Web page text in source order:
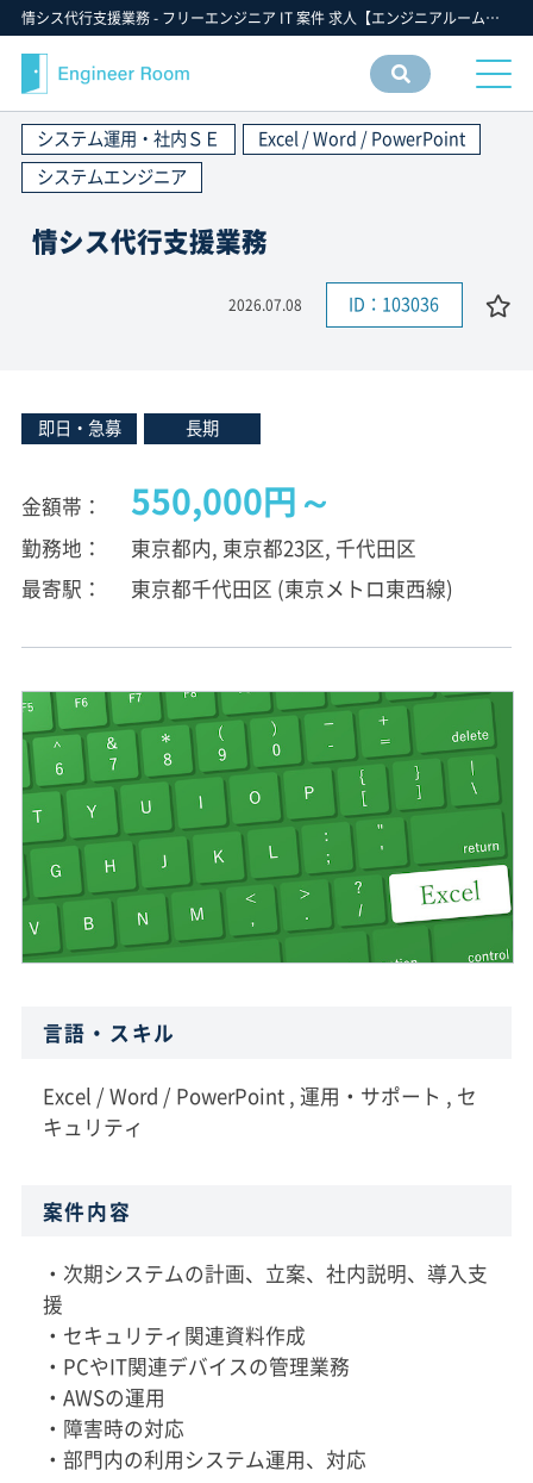
情シス代行支援業務 - フリーエンジニア IT 案件 求人【エンジニアルーム】ITフリーランス ITエンジニア IT個人事業主 仕事 転職 募集
情報
検索
システム運用・社内ＳＥ
Excel / Word / PowerPoint
システムエンジニア
情シス代行支援業務
2026.07.08 ID：103036
即日・急募 長期
金額帯 550,000円～
勤務地
東京都内, 東京都23区, 千代田区
最寄駅
東京都千代田区 (東京メトロ東西線)
言語・スキル
Excel / Word / PowerPoint , 運用・サポート , セ
キュリティ
案件内容
・次期システムの計画、立案、社内説明、導入支
援
・セキュリティ関連資料作成
・PCやIT関連デバイスの管理業務
・AWSの運用
・障害時の対応
・部門内の利用システム運用、対応